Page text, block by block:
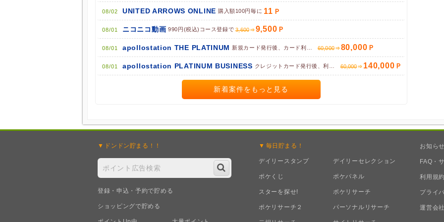
08/02 UNITED ARROWS ONLINE 購入額100円毎に 11
08/01 ニコニコ動画 990円(税込)コース登録で 3,600 9,500
08/01 apollostation THE PLATINUM 60,000 80,000
08/01 apollostation PLATINUM BUSINESS 60,000 140,000
新着案件をもっと見る
ドンドン貯まる！！
登録・申込・予約で貯める
ショッピングで貯める
毎日 貯まる！
デイリースタンプ デイリーセレクション
ポケくじ ポケパネル
スターを探せ! ポケリサーチ
ポケリサーチ２ パーソナルリサーチ
お知らせ
FAQ・
利用規約
プライ
運営会社